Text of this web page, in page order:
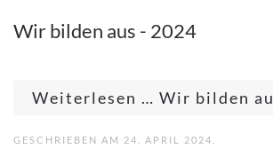
Wir bilden aus - 2024
Weiterlesen … Wir bilden
GESCHRIEBEN AM 24. APRIL 2024